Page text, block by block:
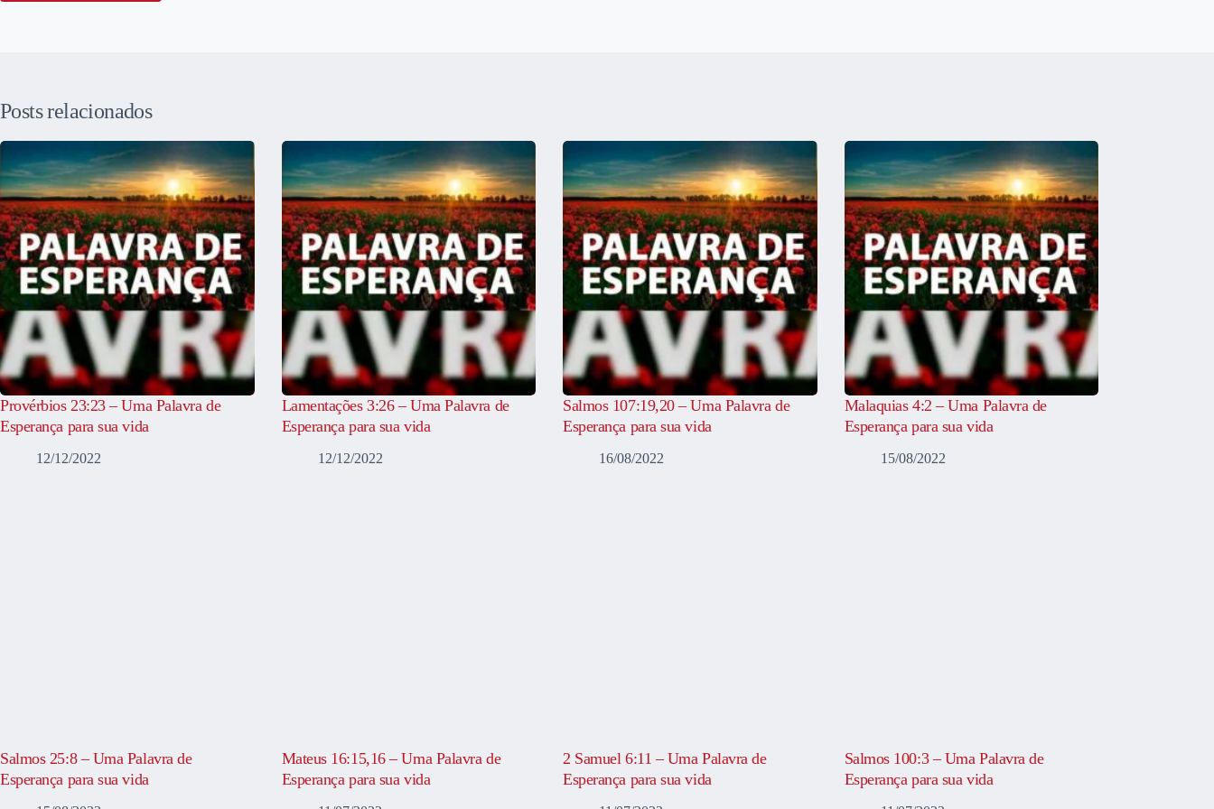
Posts relacionados
Provérbios 23:23 – Uma Palavra de
Esperança para sua vida
12/12/2022
Lamentações 3:26 – Uma Palavra de
Esperança para sua vida
12/12/2022
Salmos 107:19,20 – Uma Palavra de
Esperança para sua vida
16/08/2022
Malaquias 4:2 – Uma Palavra de
Esperança para sua vida
15/08/2022
Salmos 25:8 – Uma Palavra de
Esperança para sua vida
Mateus 16:15,16 – Uma Palavra de
Esperança para sua vida
2 Samuel 6:11 – Uma Palavra de
Esperança para sua vida
Salmos 100:3 – Uma Palavra de
Esperança para sua vida